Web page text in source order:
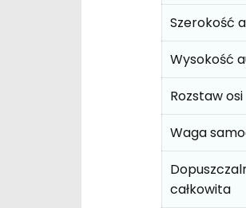
Szerokość
Wysokość
Rozstaw osi
Waga
całkowita